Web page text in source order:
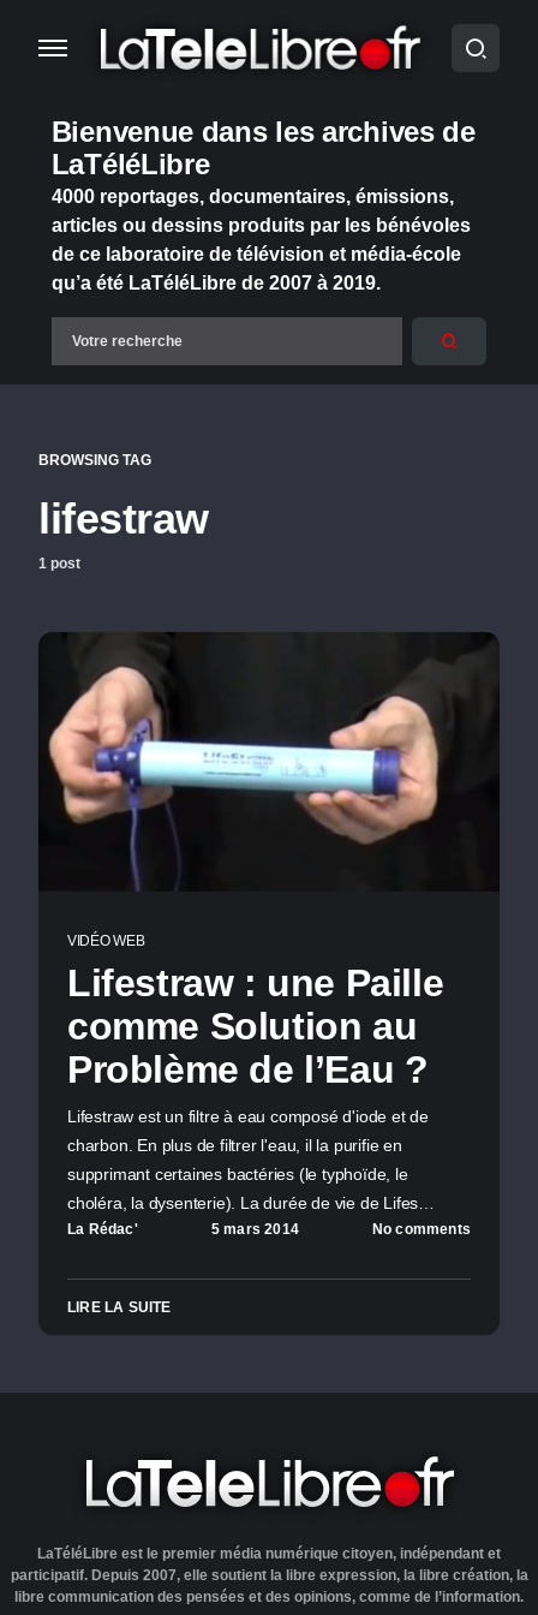
Bienvenue dans les archives de
LaTéléLibre
4000 reportages, documentaires, émissions,
articles ou dessins produits par les bénévoles
de ce laboratoire de télévision et média-école
qu’a été LaTéléLibre de 2007 à 2019.
BROWSING TAG
lifestraw
1 post
VIDÉO WEB
Lifestraw : une Paille
comme Solution au
Problème de l’Eau ?
Lifestraw est un filtre à eau composé d'iode et de
charbon. En plus de filtrer l'eau, il la purifie en
supprimant certaines bactéries (le typhoïde, le
choléra, la dysenterie). La durée de vie de Lifes…
La Rédac' 5 mars 2014 No comments
LIRE LA SUITE
LaTéléLibre est le premier média numérique citoyen, indépendant et
participatif. Depuis 2007, elle soutient la libre expression, la libre création, la
libre communication des pensées et des opinions, comme de l’information.